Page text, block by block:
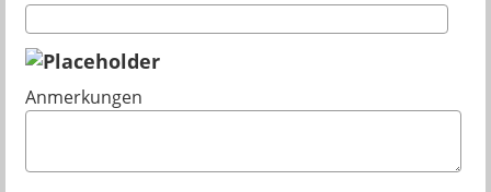
Anmerkungen